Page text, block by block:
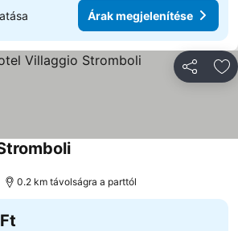
Árak megjelenítése
0.2 km távolságra a parttól